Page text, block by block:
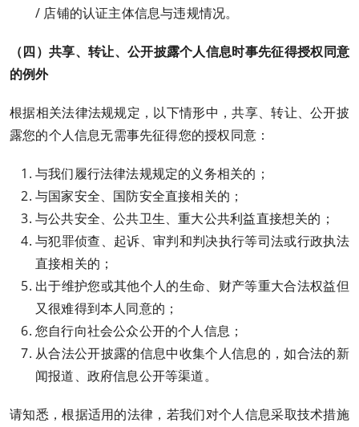
/ 店铺的认证主体信息与违规情况。
（四）共享、转让、公开披露个人信息时事先征得授权同意
的例外
根据相关法律法规规定，以下情形中，共享、转让、公开披
露您的个人信息无需事先征得您的授权同意：
与我们履行法律法规规定的义务相关的；
与国家安全、国防安全直接相关的；
与公共安全、公共卫生、重大公共利益直接想关的；
与犯罪侦查、起诉、审判和判决执行等司法或行政执法
直接相关的；
出于维护您或其他个人的生命、财产等重大合法权益但
又很难得到本人同意的；
您自行向社会公众公开的个人信息；
从合法公开披露的信息中收集个人信息的，如合法的新
闻报道、政府信息公开等渠道。
请知悉，根据适用的法律，若我们对个人信息采取技术措施